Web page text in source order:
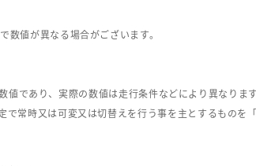
値が異なる場合がございます。
であり、実際の数値は走行条件などにより異なります
常時又は可変又は切替えを行う事を主とするものを